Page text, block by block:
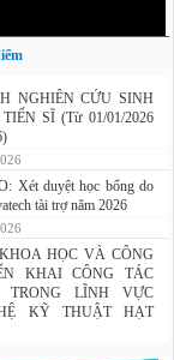
tạo hệ thống xác định
chính xác cao dựa trên
biến hóa
NGHIÊN CỨU SINH
SĨ (Từ 01/01/2026
Xét duyệt học bổng do
tài trợ năm 2026
HỌC VÀ CÔNG
KHAI CÔNG TÁC
LĨNH VỰC
KỸ THUẬT HẠT